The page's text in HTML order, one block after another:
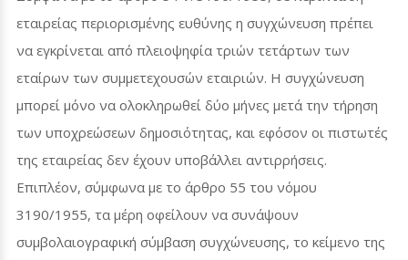
εταιρείας περιορισμένης ευθύνης η συγχώνευση πρέπει
να εγκρίνεται από πλειοψηφία τριών τετάρτων των
εταίρων των συμμετεχουσών εταιριών. Η συγχώνευση
μπορεί μόνο να ολοκληρωθεί δύο μήνες μετά την τήρηση
των υποχρεώσεων δημοσιότητας, και εφόσον οι πιστωτές
της εταιρείας δεν έχουν υποβάλλει αντιρρήσεις.
Επιπλέον, σύμφωνα με το άρθρο 55 του νόμου
3190/1955, τα μέρη οφείλουν να συνάψουν
συμβολαιογραφική σύμβαση συγχώνευσης, το κείμενο της